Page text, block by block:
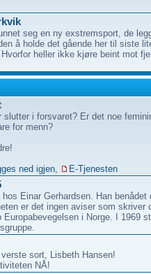
seg en ny exstremsport, de
å holde det gående her til siste
heller ikke kjøre beint mot
slutter i forsvaret? Er det noe
for menn?
ned igjen, E-Tjenesten
Einar Gerhardsen. Han benådet
er det ingen aviser som skriver
i Norge. I 1969
sort, Lisbeth Hansen!
NÅ!